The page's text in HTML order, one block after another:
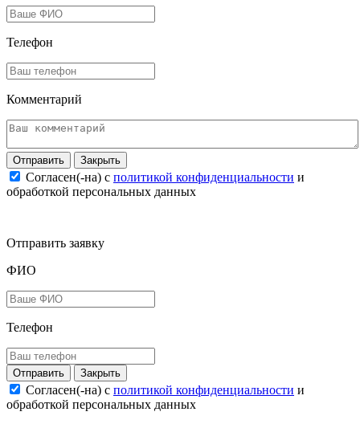
Телефон
Комментарий
Закрыть
Согласен(-на) c политикой конфиденциальности и
обработкой персональных данных
Отправить заявку
ФИО
Телефон
Закрыть
Согласен(-на) c политикой конфиденциальности и
обработкой персональных данных